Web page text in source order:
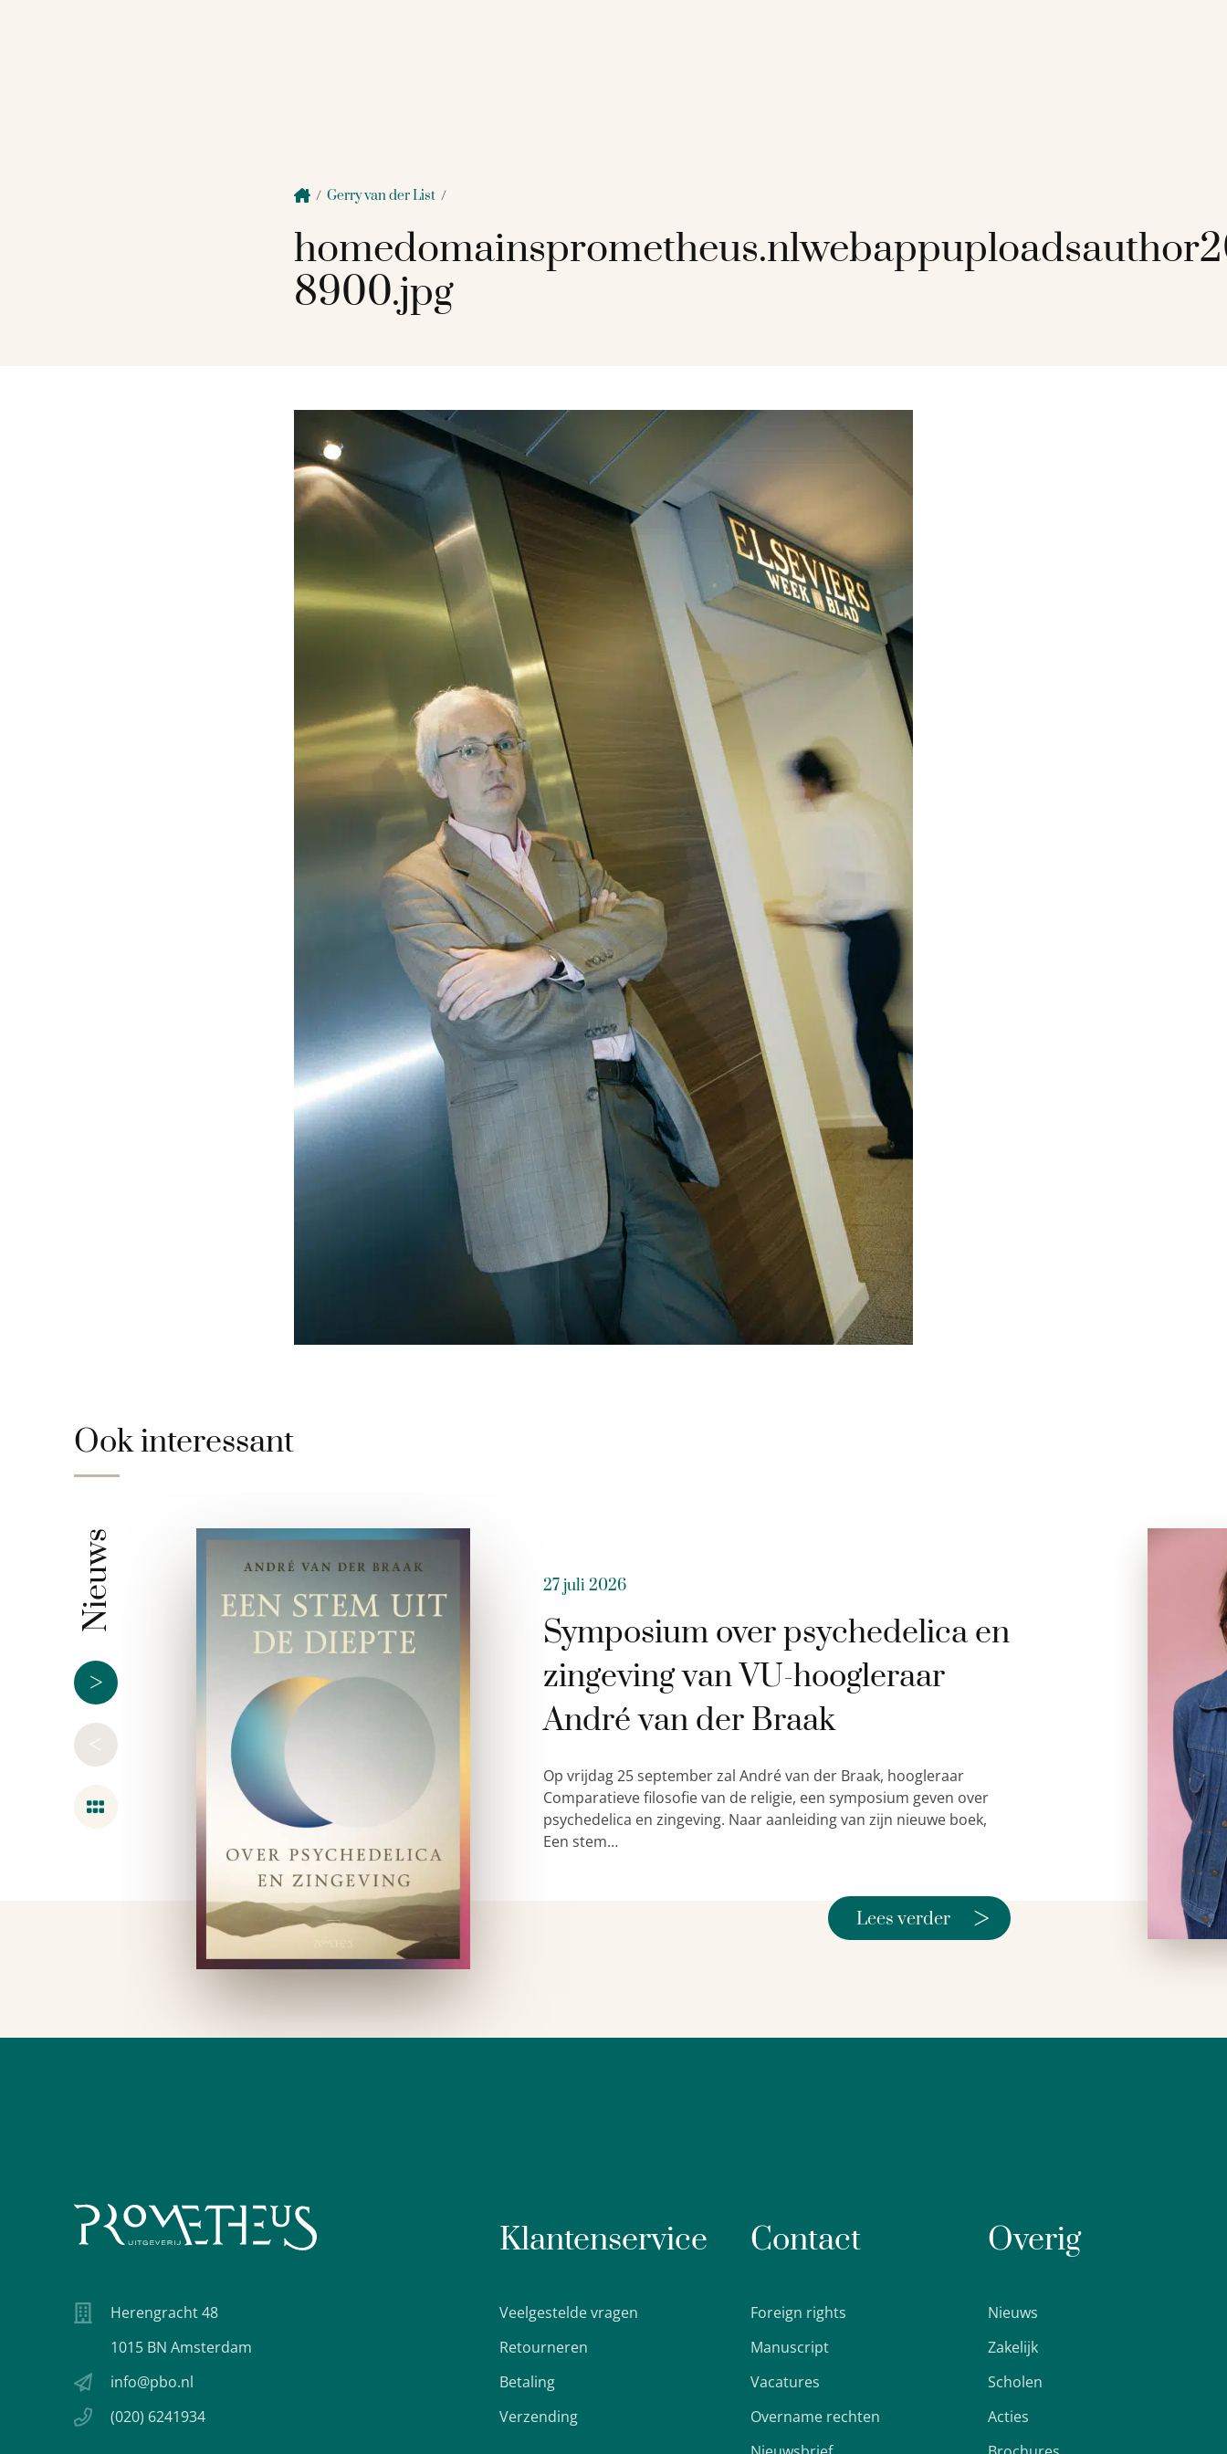
/ Gerry van der List /
8900.jpg
Ook interessant
Nieuws
>
<
27 juli 2026
Symposium over psychedelica en
zingeving van VU-hoogleraar
André van der Braak
Op vrijdag 25 september zal André van der Braak, hoogleraar
Comparatieve filosofie van de religie, een symposium geven over
psychedelica en zingeving. Naar aanleiding van zijn nieuwe boek,
Een stem…
Lees verder >
Herengracht 48
1015 BN Amsterdam
info@pbo.nl
(020) 6241934
Klantenservice
Veelgestelde vragen
Retourneren
Betaling
Verzending
Contact
Foreign rights
Manuscript
Vacatures
Overname rechten
Overig
Nieuws
Zakelijk
Scholen
Acties